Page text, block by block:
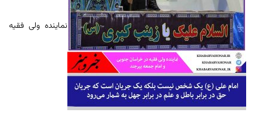
نماینده ولی فقیه